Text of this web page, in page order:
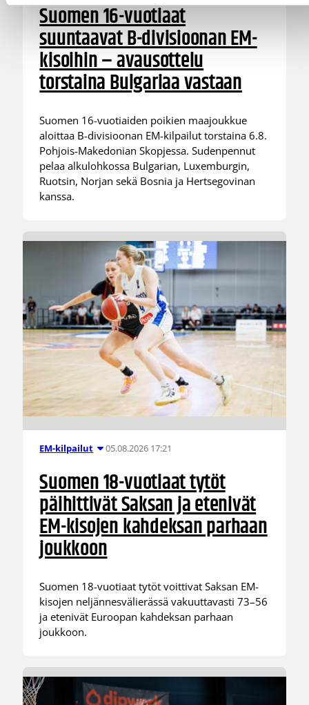
Suomen 16-vuotiaat
suuntaavat B-divisioonan EM-
kisoihin – avausottelu
torstaina Bulgariaa vastaan
Suomen 16-vuotiaiden poikien maajoukkue
aloittaa B-divisioonan EM-kilpailut torstaina 6.8.
Pohjois-Makedonian Skopjessa. Sudenpennut
pelaa alkulohkossa Bulgarian, Luxemburgin,
Ruotsin, Norjan sekä Bosnia ja Hertsegovinan
kanssa.
EM-kilpailut 05.08.2026 17:21
Suomen 18-vuotiaat tytöt
päihittivät Saksan ja etenivät
EM-kisojen kahdeksan parhaan
joukkoon
Suomen 18-vuotiaat tytöt voittivat Saksan EM-
kisojen neljännesvälierässä vakuuttavasti 73–56
ja etenivät Euroopan kahdeksan parhaan
joukkoon.